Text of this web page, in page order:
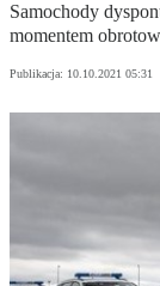
Samochody
momentem
Publikacja: 10.10.2021 05:31